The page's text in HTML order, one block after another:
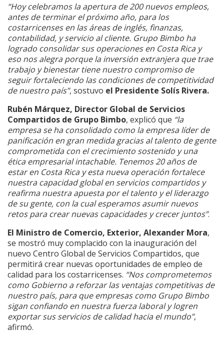
“Hoy celebramos la apertura de 200 nuevos empleos,
antes de terminar el próximo año, para los
costarricenses en las áreas de inglés, finanzas,
contabilidad, y servicio al cliente. Grupo Bimbo ha
logrado consolidar sus operaciones en Costa Rica y
eso nos alegra porque la inversión extranjera que trae
trabajo y bienestar tiene nuestro compromiso de
seguir fortaleciendo las condiciones de competitividad
de nuestro país”, sostuvo el Presidente Solís Rivera.
Rubén Márquez, Director Global de Servicios
Compartidos de Grupo Bimbo, explicó que “la
empresa se ha consolidado como la empresa líder de
panificación en gran medida gracias al talento de gente
comprometida con el crecimiento sostenido y una
ética empresarial intachable. Tenemos 20 años de
estar en Costa Rica y esta nueva operación fortalece
nuestra capacidad global en servicios compartidos y
reafirma nuestra apuesta por el talento y el liderazgo
de su gente, con la cual esperamos asumir nuevos
retos para crear nuevas capacidades y crecer juntos”.
El Ministro de Comercio, Exterior, Alexander Mora,
se mostró muy complacido con la inauguración del
nuevo Centro Global de Servicios Compartidos, que
permitirá crear nuevas oportunidades de empleo de
calidad para los costarricenses. “Nos comprometemos
como Gobierno a reforzar las ventajas competitivas de
nuestro país, para que empresas como Grupo Bimbo
sigan confiando en nuestra fuerza laboral y logren
exportar sus servicios de calidad hacia el mundo”,
afirmó.